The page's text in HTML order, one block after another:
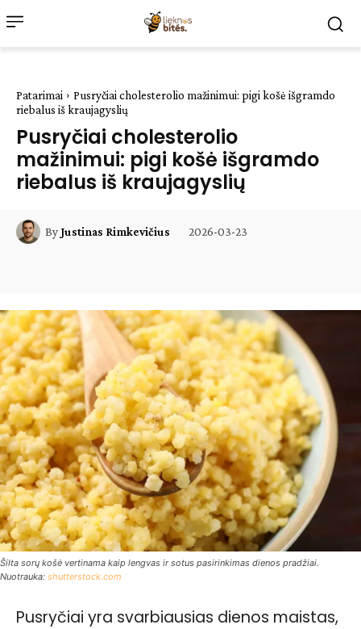
Patarimai
Pusryčiai cholesterolio mažinimui: pigi košė išgramdo
riebalus iš kraujagyslių
Pusryčiai cholesterolio
mažinimui: pigi košė išgramdo
riebalus iš kraujagyslių
ByJustinas Rimkevičius 2026-03-23
Šilta sorų košė vertinama kaip lengvas ir sotus pasirinkimas dienos pradžiai.
Nuotrauka: shutterstock.com
Pusryčiai yra svarbiausias dienos maistas,